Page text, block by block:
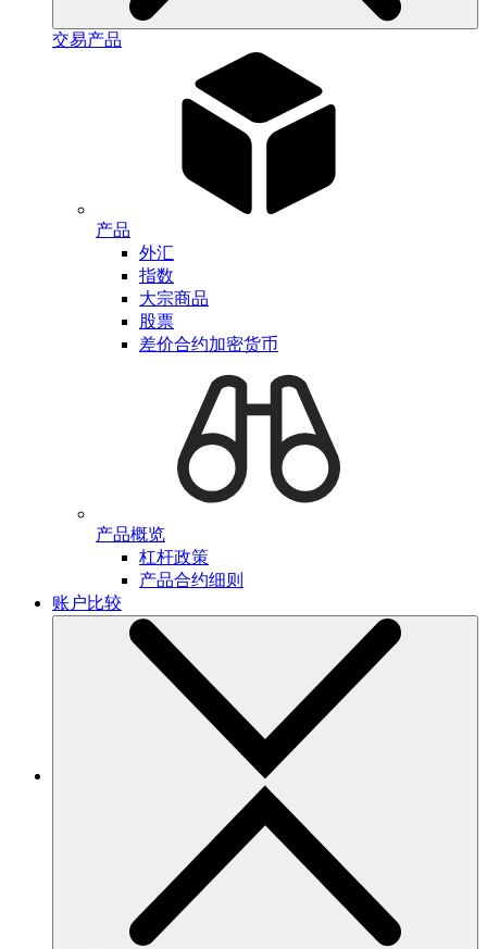
交易产品
产品
外汇
指数
大宗商品
股票
差价合约加密货币
产品概览
杠杆政策
产品合约细则
账户比较